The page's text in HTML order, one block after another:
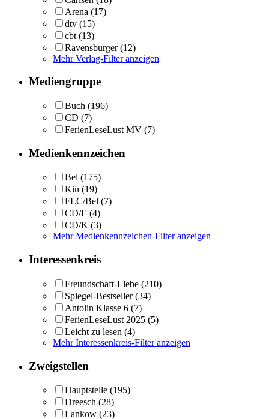
Arena (17)
dtv (15)
cbt (13)
Ravensburger (12)
Mehr Verlag-Filter anzeigen
Mediengruppe
Buch (196)
CD (7)
FerienLeseLust MV (7)
Medienkennzeichen
Bel (175)
Kin (19)
FLC/Bel (7)
CD/E (4)
CD/K (3)
Mehr Medienkennzeichen-Filter anzeigen
Interessenkreis
Freundschaft-Liebe (210)
Spiegel-Bestseller (34)
Antolin Klasse 6 (7)
FerienLeseLust 2025 (5)
Leicht zu lesen (4)
Mehr Interessenkreis-Filter anzeigen
Zweigstellen
Hauptstelle (195)
Dreesch (28)
Lankow (23)